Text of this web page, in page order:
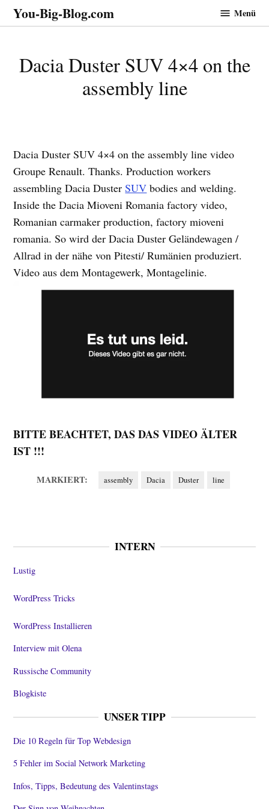
Zum
Inhalt
You-Big-Blog.com Menü
Dacia Duster SUV 4×4 on the
assembly line
Dacia Duster SUV 4×4 on the assembly line video
Groupe Renault. Thanks. Production workers
assembling Dacia DusterSUV bodies and welding.
Inside the Dacia Mioveni Romania factory video,
Romanian carmaker production, factory mioveni
romania. So wird der Dacia Duster Geländewagen /
Allrad in der nähe von Pitesti/ Rumänien produziert.
Video aus dem Montagewerk, Montagelinie.
BITTE BEACHTET, DAS DAS VIDEO ÄLTER
IST !!!
MARKIERT: assembly Dacia Duster line
INTERN
Lustig
WordPress Tricks
WordPress Installieren
Interview mit Olena
Russische Community
Blogkiste
UNSER TIPP
Die 10 Regeln für Top Webdesign
5 Fehler im Social Network Marketing
Infos, Tipps, Bedeutung des Valentinstags